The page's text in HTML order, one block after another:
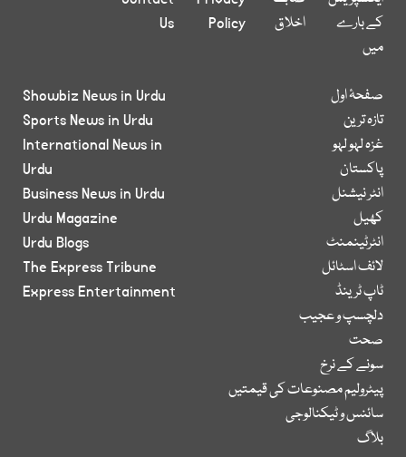
کے بارے
میں
اخلاق
Policy
Us
صفحۂ اول
تازہ ترین
غزہ لہو لہو
پاکستان
انٹر نیشنل
کھیل
انٹرٹینمنٹ
لائف اسٹائل
ٹاپ ٹرینڈ
دلچسپ و عجیب
صحت
سونے کے نرخ
پیٹرولیم مصنوعات کی قیمتیں
سائنس و ٹیکنالوجی
بلاگ
Showbiz News in Urdu
Sports News in Urdu
International News in
Urdu
Business News in Urdu
Urdu Magazine
Urdu Blogs
The Express Tribune
Express Entertainment